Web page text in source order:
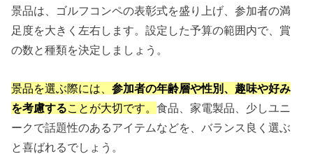
景品は、ゴルフコンペの表彰式を盛り上げ、参加者の満
足度を大きく左右します。設定した予算の範囲内で、賞
の数と種類を決定しましょう。
景品を選ぶ際には、参加者の年齢層や性別、趣味や好み
を考慮する ことが大切です。食品、家電製品、少しユニ
ークで話題性のあるアイテムなどを、バランス良く選ぶ
と喜ばれるでしょう。